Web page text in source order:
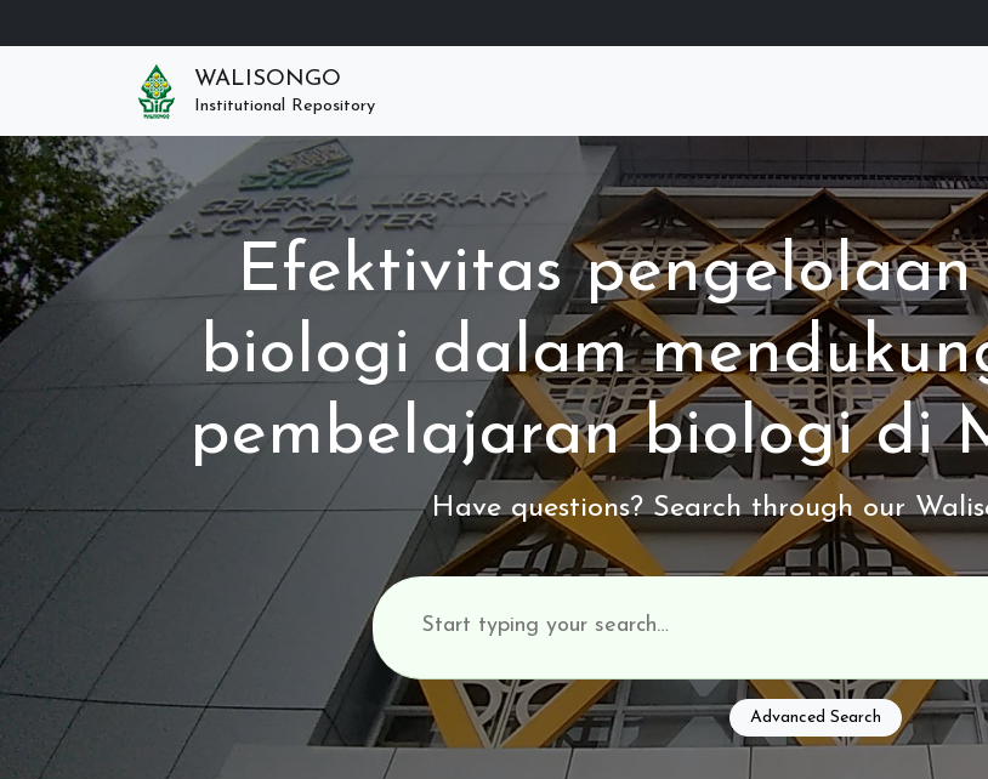
WALISONGO
Institutional Repository
Efektivitas
biologi dalam
pembelajaran biologi di
Have questions? Search through our
Advanced Search